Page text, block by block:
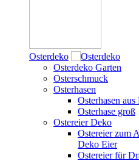
Osterdeko
Osterdeko Garten
Osterschmuck
Osterhasen
Osterhasen
Osterhase groß
Ostereier Deko
Ostereier zum
Deko Eier
Ostereier für